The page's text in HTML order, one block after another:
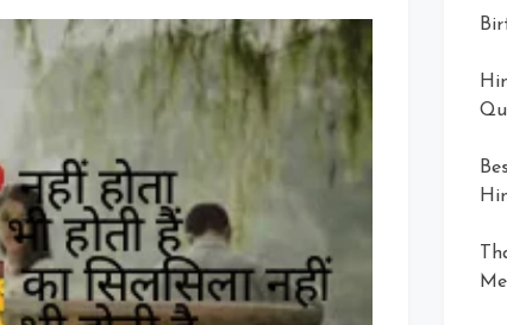
Shayari
Whatsapp
Status